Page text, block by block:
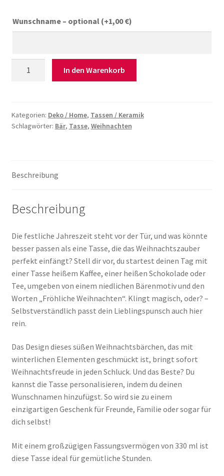
Wunschname – optional (+1,00€)
In den Warenkorb
Kategorien: Deko / Home, Tassen / Keramik
Schlagwörter: Bär, Tasse, Weihnachten
Beschreibung
Beschreibung
Die festliche Jahreszeit steht vor der Tür, und was könnte
besser passen als eine Tasse, die das Weihnachtszauber
perfekt einfängt? Stell dir vor, du startest deinen Tag mit
einer Tasse heißem Kaffee, einer heißen Schokolade oder
Tee, umgeben von einem niedlichen Bärenmotiv und den
Worten „Fröhliche Weihnachten“. Klingt magisch, oder? –
Selbstverständlich passt dein Lieblingspunsch auch hier
rein.
Das Design dieses süßen Weihnachtsbärchen, das mit
winterlichen Elementen geschmückt ist, bringt sofort
Weihnachtsfreude in jeden Schluck. Und das Beste? Du
kannst die Tasse personalisieren, indem du deinen
Wunschnamen hinzufügst. So wird sie zu einem
einzigartigen Geschenk für Freunde, Familie oder sogar für
dich selbst!
Mit einem großzügigen Fassungsvermögen von 330 ml ist
diese Tasse ideal für gemütliche Stunden.